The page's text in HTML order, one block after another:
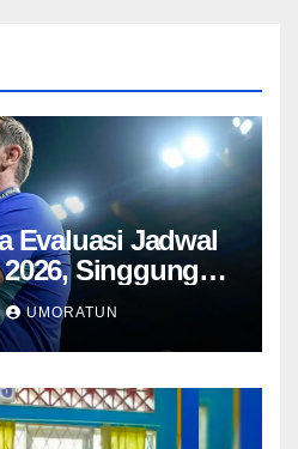
Evaluasi Jadwal
Singgung
Recovery 72
UMORATUN